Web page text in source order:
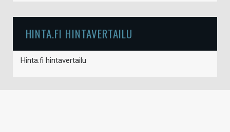
HINTA.FI HINTAVERTAILU
Hinta.fi hintavertailu